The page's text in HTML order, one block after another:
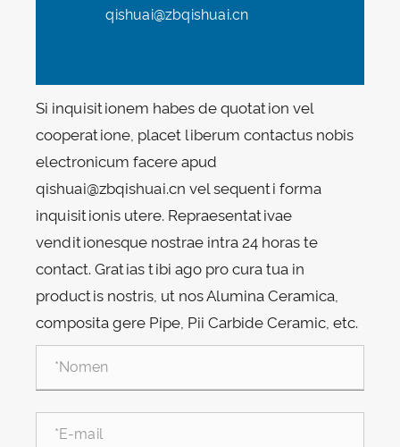
qishuai@zbqishuai.cn
Si inquisitionem habes de quotation vel
cooperatione, placet liberum contactus nobis
electronicum facere apud
qishuai@zbqishuai.cn vel sequenti forma
inquisitionis utere. Repraesentativae
venditionesque nostrae intra 24 horas te
contact. Gratias tibi ago pro cura tua in
productis nostris, ut nos Alumina Ceramica,
composita gere Pipe, Pii Carbide Ceramic, etc.